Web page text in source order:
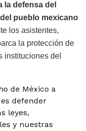
defensa del
pueblo mexicano
los asistentes,
la protección de
instituciones del
de México a
defender
leyes,
y nuestras